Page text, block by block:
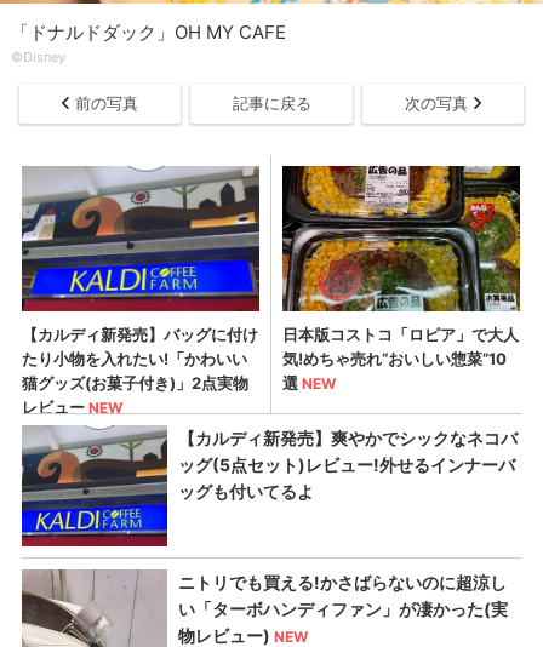
「ドナルドダック」OH MY CAFE
©Disney
前の写真 記事に戻る 次の写真